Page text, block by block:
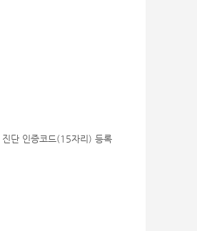
단 인증코드(15자리) 등록